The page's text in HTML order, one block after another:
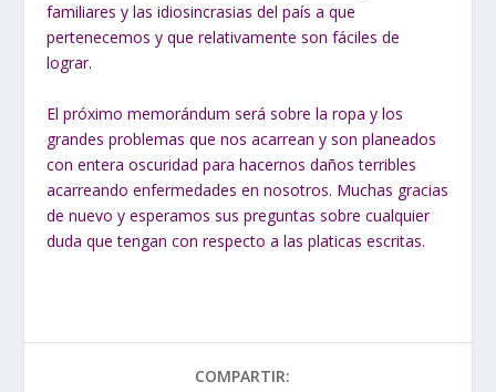
familiares y las idiosincrasias del país a que
pertenecemos y que relativamente son fáciles de
lograr.
El próximo memorándum será sobre la ropa y los
grandes problemas que nos acarrean y son planeados
con entera oscuridad para hacernos daños terribles
acarreando enfermedades en nosotros. Muchas gracias
de nuevo y esperamos sus preguntas sobre cualquier
duda que tengan con respecto a las platicas escritas.
COMPARTIR: